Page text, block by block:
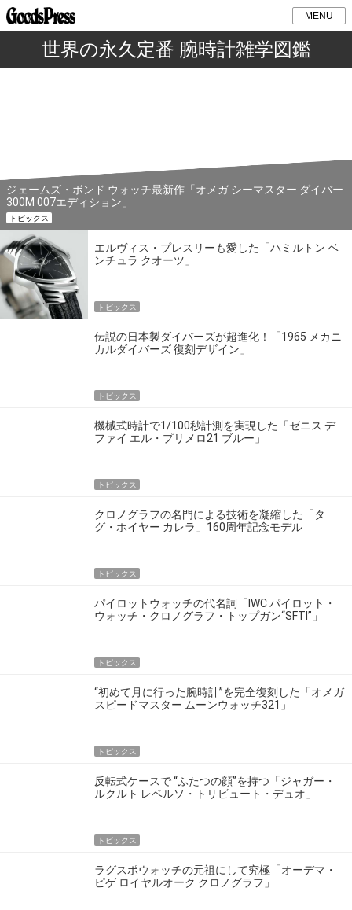
MENU
世界の永久定番 腕時計雑学図鑑
ジェームズ・ボンド ウォッチ最新作「オメガ シーマスター ダイバー
300M 007エディション」
トピックス
エルヴィス・プレスリーも愛した「ハミルトン ベ
ンチュラ クオーツ」
トピックス
伝説の日本製ダイバーズが超進化！「1965 メカニ
カルダイバーズ 復刻デザイン」
トピックス
機械式時計で1/100秒計測を実現した「ゼニス デ
ファイ エル・プリメロ21 ブルー」
トピックス
クロノグラフの名門による技術を凝縮した「タ
グ・ホイヤー カレラ」160周年記念モデル
トピックス
パイロットウォッチの代名詞「IWC パイロット・
ウォッチ・クロノグラフ・トップガン“SFTI”」
トピックス
“初めて月に行った腕時計”を完全復刻した「オメガ
スピードマスター ムーンウォッチ321」
トピックス
反転式ケースで “ふたつの顔”を持つ「ジャガー・
ルクルト レベルソ・トリビュート・デュオ」
トピックス
ラグスポウォッチの元祖にして究極「オーデマ・
ピゲ ロイヤルオーク クロノグラフ」